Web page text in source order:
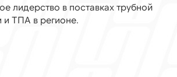
лидерство в поставках трубной
и ТПА в регионе.